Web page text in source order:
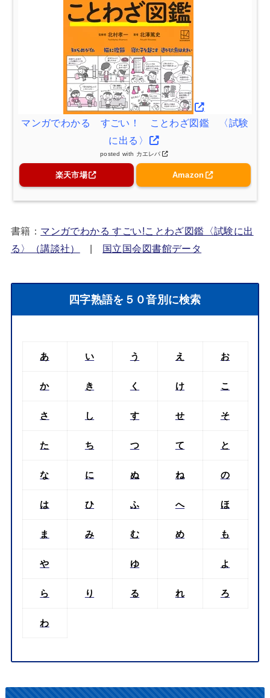
マンガでわかる すごい！ ことわざ図鑑 〈試験
に出る〉
posted with カエレバ
楽天市場 Amazon
書籍： マンガでわかる すごい!ことわざ図鑑〈試験に出
る〉（講談社）
国立国会図書館データ
四字熟語を５０音別に検索
あ い う え お
か き く け こ
さ し す せ そ
た ち つ て と
な に ぬ ね の
は ひ ふ へ ほ
ま み む め も
や ゆ よ
ら り る れ ろ
わ